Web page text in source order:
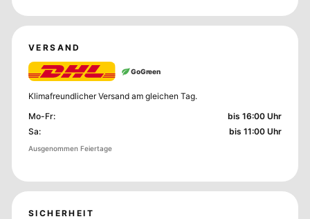
VERSAND
GoGreen
Klimafreundlicher Versand am gleichen Tag.
Mo-Fr:
bis 16:00 Uhr
Sa: bis 11:00 Uhr
Ausgenommen Feiertage
SICHERHEIT